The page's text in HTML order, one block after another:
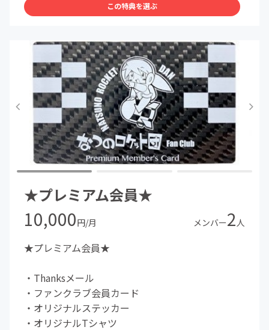
この特典を選ぶ
★プレミアム会員★
10,000円/月 メンバー2人
★プレミアム会員★
・Thanksメール
・ファンクラブ会員カード
・オリジナルステッカー
・オリジナルTシャツ